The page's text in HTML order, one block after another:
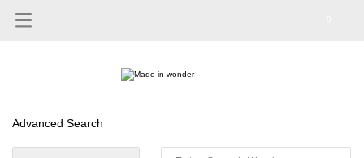
Advanced Search